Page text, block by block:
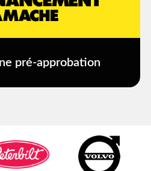
pré-approbation